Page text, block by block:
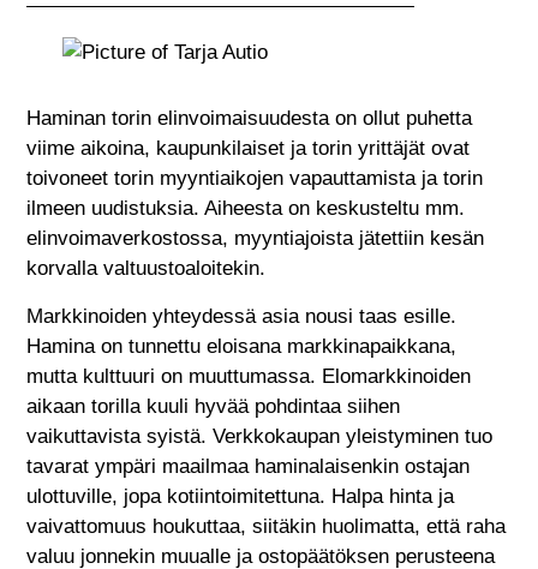
Haminan torin elinvoimaisuudesta on ollut puhetta
viime aikoina, kaupunkilaiset ja torin yrittäjät ovat
toivoneet torin myyntiaikojen vapauttamista ja torin
ilmeen uudistuksia. Aiheesta on keskusteltu mm.
elinvoimaverkostossa, myyntiajoista jätettiin kesän
korvalla valtuustoaloitekin.
Markkinoiden yhteydessä asia nousi taas esille.
Hamina on tunnettu eloisana markkinapaikkana,
mutta kulttuuri on muuttumassa. Elomarkkinoiden
aikaan torilla kuuli hyvää pohdintaa siihen
vaikuttavista syistä. Verkkokaupan yleistyminen tuo
tavarat ympäri maailmaa haminalaisenkin ostajan
ulottuville, jopa kotiintoimitettuna. Halpa hinta ja
vaivattomuus houkuttaa, siitäkin huolimatta, että raha
valuu jonnekin muualle ja ostopäätöksen perusteena